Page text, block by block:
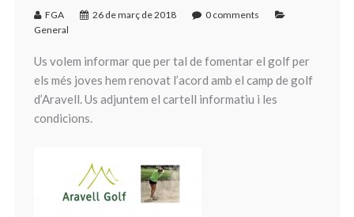
FGA 26 de març de 2018
0 comments
General
Us volem informar que per tal de fomentar el golf per
els més joves hem renovat l’acord amb el camp de golf
d’Aravell. Us adjuntem el cartell informatiu i les
condicions.